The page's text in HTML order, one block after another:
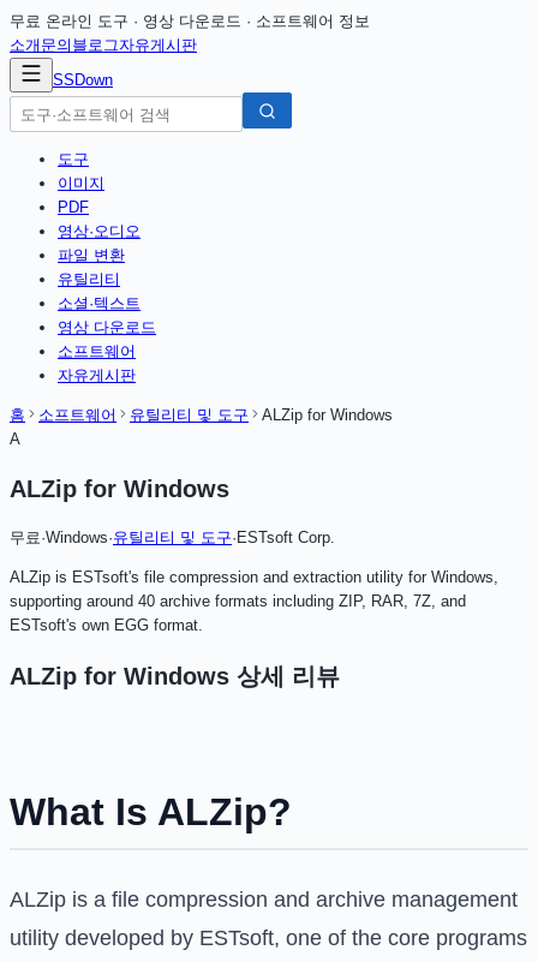
무료 온라인 도구 · 영상 다운로드 · 소프트웨어 정보
소개 문의 블로그자유게시판
SSDown
도구
이미지
PDF
영상·오디오
파일 변환
유틸리티
소셜·텍스트
영상 다운로드
소프트웨어
자유게시판
홈 소프트웨어 유틸리티 및 도구
ALZip for Windows
A
ALZip for Windows
무료·Windows·유틸리티 및 도구· ESTsoft Corp.
ALZip is ESTsoft's file compression and extraction utility for Windows,
supporting around 40 archive formats including ZIP, RAR, 7Z, and
ESTsoft's own EGG format.
ALZip for Windows 상세 리뷰
What Is ALZip?
ALZip is a file compression and archive management
utility developed by ESTsoft, one of the core programs